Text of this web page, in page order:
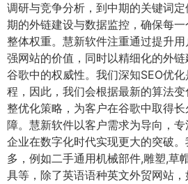
调研与竞争分析，到中期的关键词
期的外链建设与数据监控，确保每
整体权重。慧新软件注重通过提升
强网站的价值，同时以精细化的外
谷歌中的权威性。我们深知SEO优
程，因此，我们会根据最新的算法
整优化策略，为客户在谷歌中取得
障。慧新软件以客户需求为导向，
企业在数字化时代实现更大的突破
多，例如二手通用机械部件,雕塑,草
具等，除了英语语种英文外贸网站